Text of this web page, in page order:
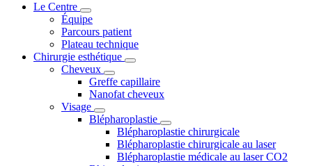
Le Centre
Équipe
Parcours patient
Plateau technique
Chirurgie esthétique
Cheveux
Greffe capillaire
Nanofat cheveux
Visage
Blépharoplastie
Blépharoplastie chirurgicale
Blépharoplastie chirurgicale au laser
Blépharoplastie médicale au laser CO2